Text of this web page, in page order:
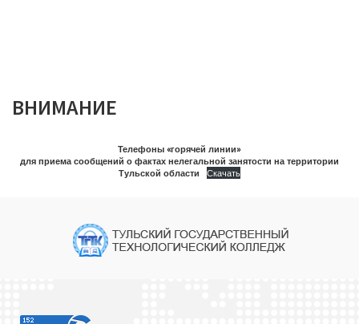
ВНИМАНИЕ
Телефоны «горячей линии»
для приема сообщений о фактах нелегальной занятости на территории
Тульской области
Скачать